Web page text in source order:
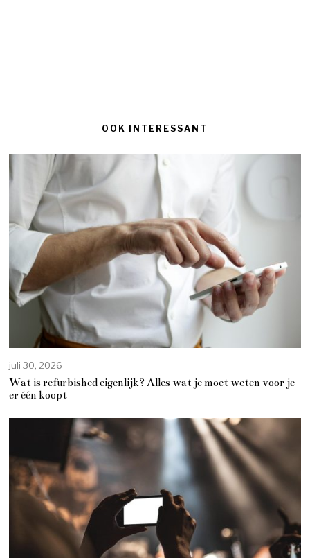
OOK INTERESSANT
juli 30, 2026
Wat is refurbished eigenlijk? Alles wat je moet weten voor je
er één koopt